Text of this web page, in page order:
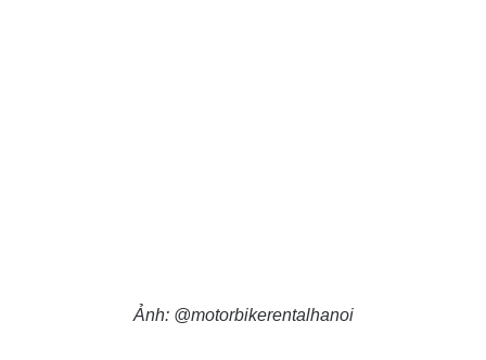
Ảnh: @motorbikerentalhanoi